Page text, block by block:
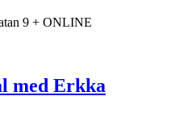
9 + ONLINE
med Erkka